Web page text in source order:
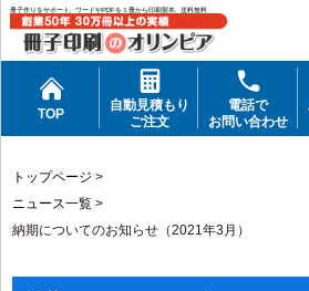
冊子作りをサポート。ワードやPDFを１冊から印刷製本。送料無料
TOP
自動見積もり
ご注文
電話で
お問い合わせ
トップページ >
ニュース一覧 >
納期についてのお知らせ（2021年3月）